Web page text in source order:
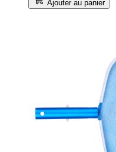
Ajouter au panier